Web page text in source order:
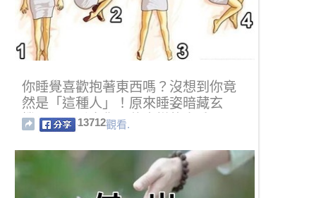
你睡覺喜歡抱著東西嗎？沒想到你竟
然是「這種人」！原來睡姿暗藏玄
機，可以看出你是什麼樣的人哦！
13712觀看.